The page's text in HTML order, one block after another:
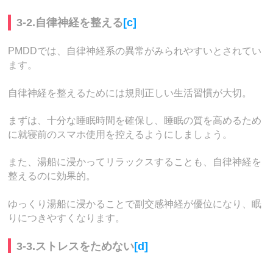
3-2.自律神経を整える[c]
PMDDでは、自律神経系の異常がみられやすいとされてい
ます。
自律神経を整えるためには規則正しい生活習慣が大切。
まずは、十分な睡眠時間を確保し、睡眠の質を高めるため
に就寝前のスマホ使用を控えるようにしましょう。
また、湯船に浸かってリラックスすることも、自律神経を
整えるのに効果的。
ゆっくり湯船に浸かることで副交感神経が優位になり、眠
りにつきやすくなります。
3-3.ストレスをためない[d]